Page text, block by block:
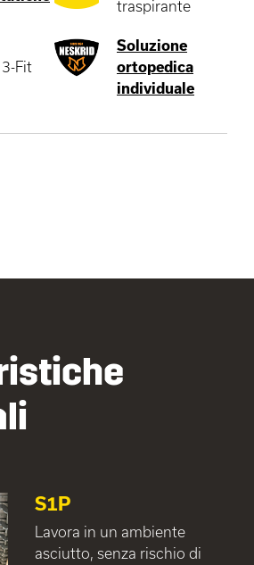
traspirante
Fit
Soluzione
ortopedica
individuale
S1P
Lavora in un ambiente
asciutto, senza rischio di